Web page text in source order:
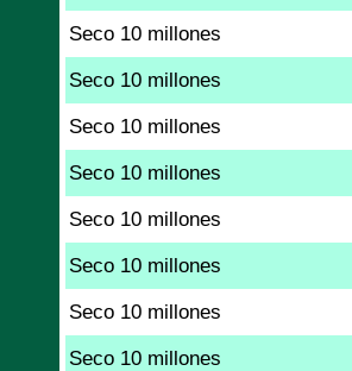
Seco 10 millones
Seco 10 millones
Seco 10 millones
Seco 10 millones
Seco 10 millones
Seco 10 millones
Seco 10 millones
Seco 10 millones